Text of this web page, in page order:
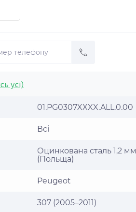
усі)
01.PG0307XXXX.ALL.0.00
Всі
Оцинкована сталь 1,2 мм
(Польща)
Peugeot
307 (2005–2011)